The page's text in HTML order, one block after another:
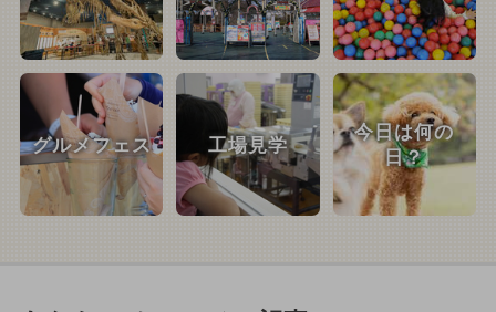
グルメフェス 工場見学
今日は何の
日？